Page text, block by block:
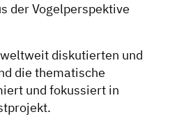
der Vogelperspektive
diskutierten und
die thematische
und fokussiert in